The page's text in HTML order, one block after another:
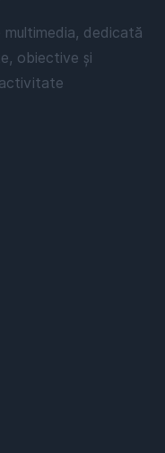
multimedia, dedicată
obiective și